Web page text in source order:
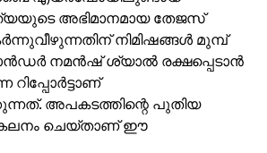
അഭിമാനമായ തേജസ്
നിമിഷങ്ങള്‍ മുമ്പ്
നമന്‍ഷ് ശ്യാല്‍ രക്ഷപ്പെടാന്‍
റിപ്പോര്‍ട്ടാണ്
അപകടത്തിന്റെ പുതിയ
ചെയ്താണ് ഈ